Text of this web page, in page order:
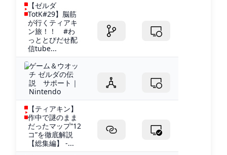
【ゼルダ
TotK#29】脳筋
が行くティアキ
ン旅！！ #わ
っととびだせ配
信tube...
ゲーム＆ウオッ
チ ゼルダの伝
説 サポート｜
Nintendo
【ティアキン】
作中で謎のまま
だったマップ“12
コ”を徹底解説
【総集編】 -...